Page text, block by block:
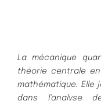
La mécanique
théorie centrale
mathématique. Elle
dans l’analyse